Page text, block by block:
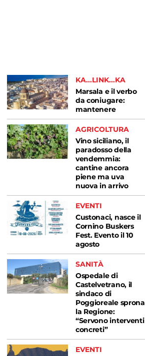
KA...LINK...KA
Marsala e il verbo
da coniugare:
mantenere
AGRICOLTURA
Vino siciliano, il
paradosso della
vendemmia:
cantine ancora
piene ma uva
nuova in arrivo
EVENTI
Custonaci, nasce il
Cornino Buskers
Fest. Evento il 10
agosto
SANITÀ
Ospedale di
Castelvetrano, il
sindaco di
Poggioreale sprona
la Regione:
“Servono interventi
concreti”
EVENTI